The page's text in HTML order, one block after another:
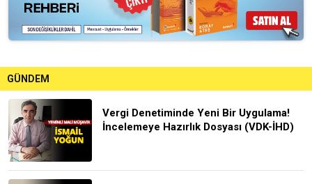
GÜNDEM
Vergi Denetiminde Yeni Bir Uygulama!
İncelemeye Hazırlık Dosyası (VDK-İHD)